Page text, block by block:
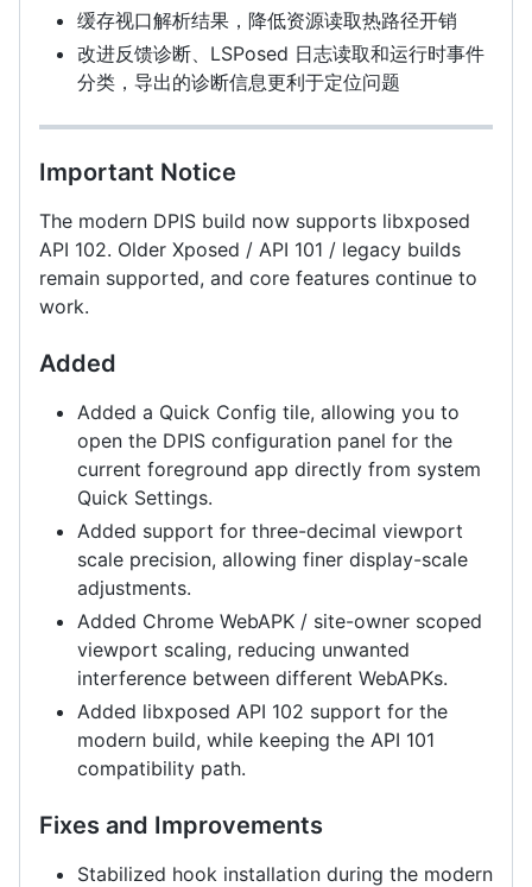
缓存视口解析结果，降低资源读取热路径开销
改进反馈诊断、LSPosed 日志读取和运行时事件
分类，导出的诊断信息更利于定位问题
Important Notice
The modern DPIS build now supports libxposed
API 102. Older Xposed / API 101 / legacy builds
remain supported, and core features continue to
work.
Added
Added a Quick Config tile, allowing you to
open the DPIS configuration panel for the
current foreground app directly from system
Quick Settings.
Added support for three-decimal viewport
scale precision, allowing finer display-scale
adjustments.
Added Chrome WebAPK / site-owner scoped
viewport scaling, reducing unwanted
interference between different WebAPKs.
Added libxposed API 102 support for the
modern build, while keeping the API 101
compatibility path.
Fixes and Improvements
Stabilized hook installation during the modern